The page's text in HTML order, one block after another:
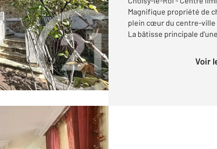
Magnifique propriété de
plein cœur du centre-ville
La bâtisse principale
Voir